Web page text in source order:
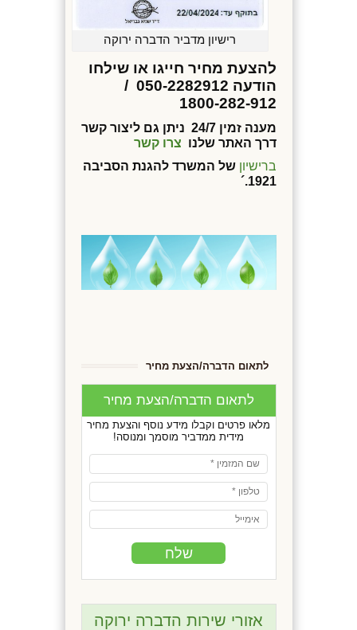
רישיון מדביר הדברה ירוקה
להצעת מחיר חייגו או שילחו
הודעה 050-2282912 /
1800-282-912
מענה זמין 24/7 ניתן גם ליצור קשר
דרך האתר שלנו צרו קשר
ברישיון של המשרד להגנת הסביבה
1921.´
לתאום הדברה/הצעת מחיר
לתאום הדברה/הצעת מחיר
מלאו פרטים וקבלו מידע נוסף והצעת מחיר
מידית ממדביר מוסמך ומנוסה!
אזורי שירות הדברה ירוקה